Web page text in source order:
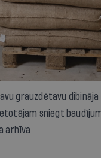
grauzdētavu
sniegt
arhīva